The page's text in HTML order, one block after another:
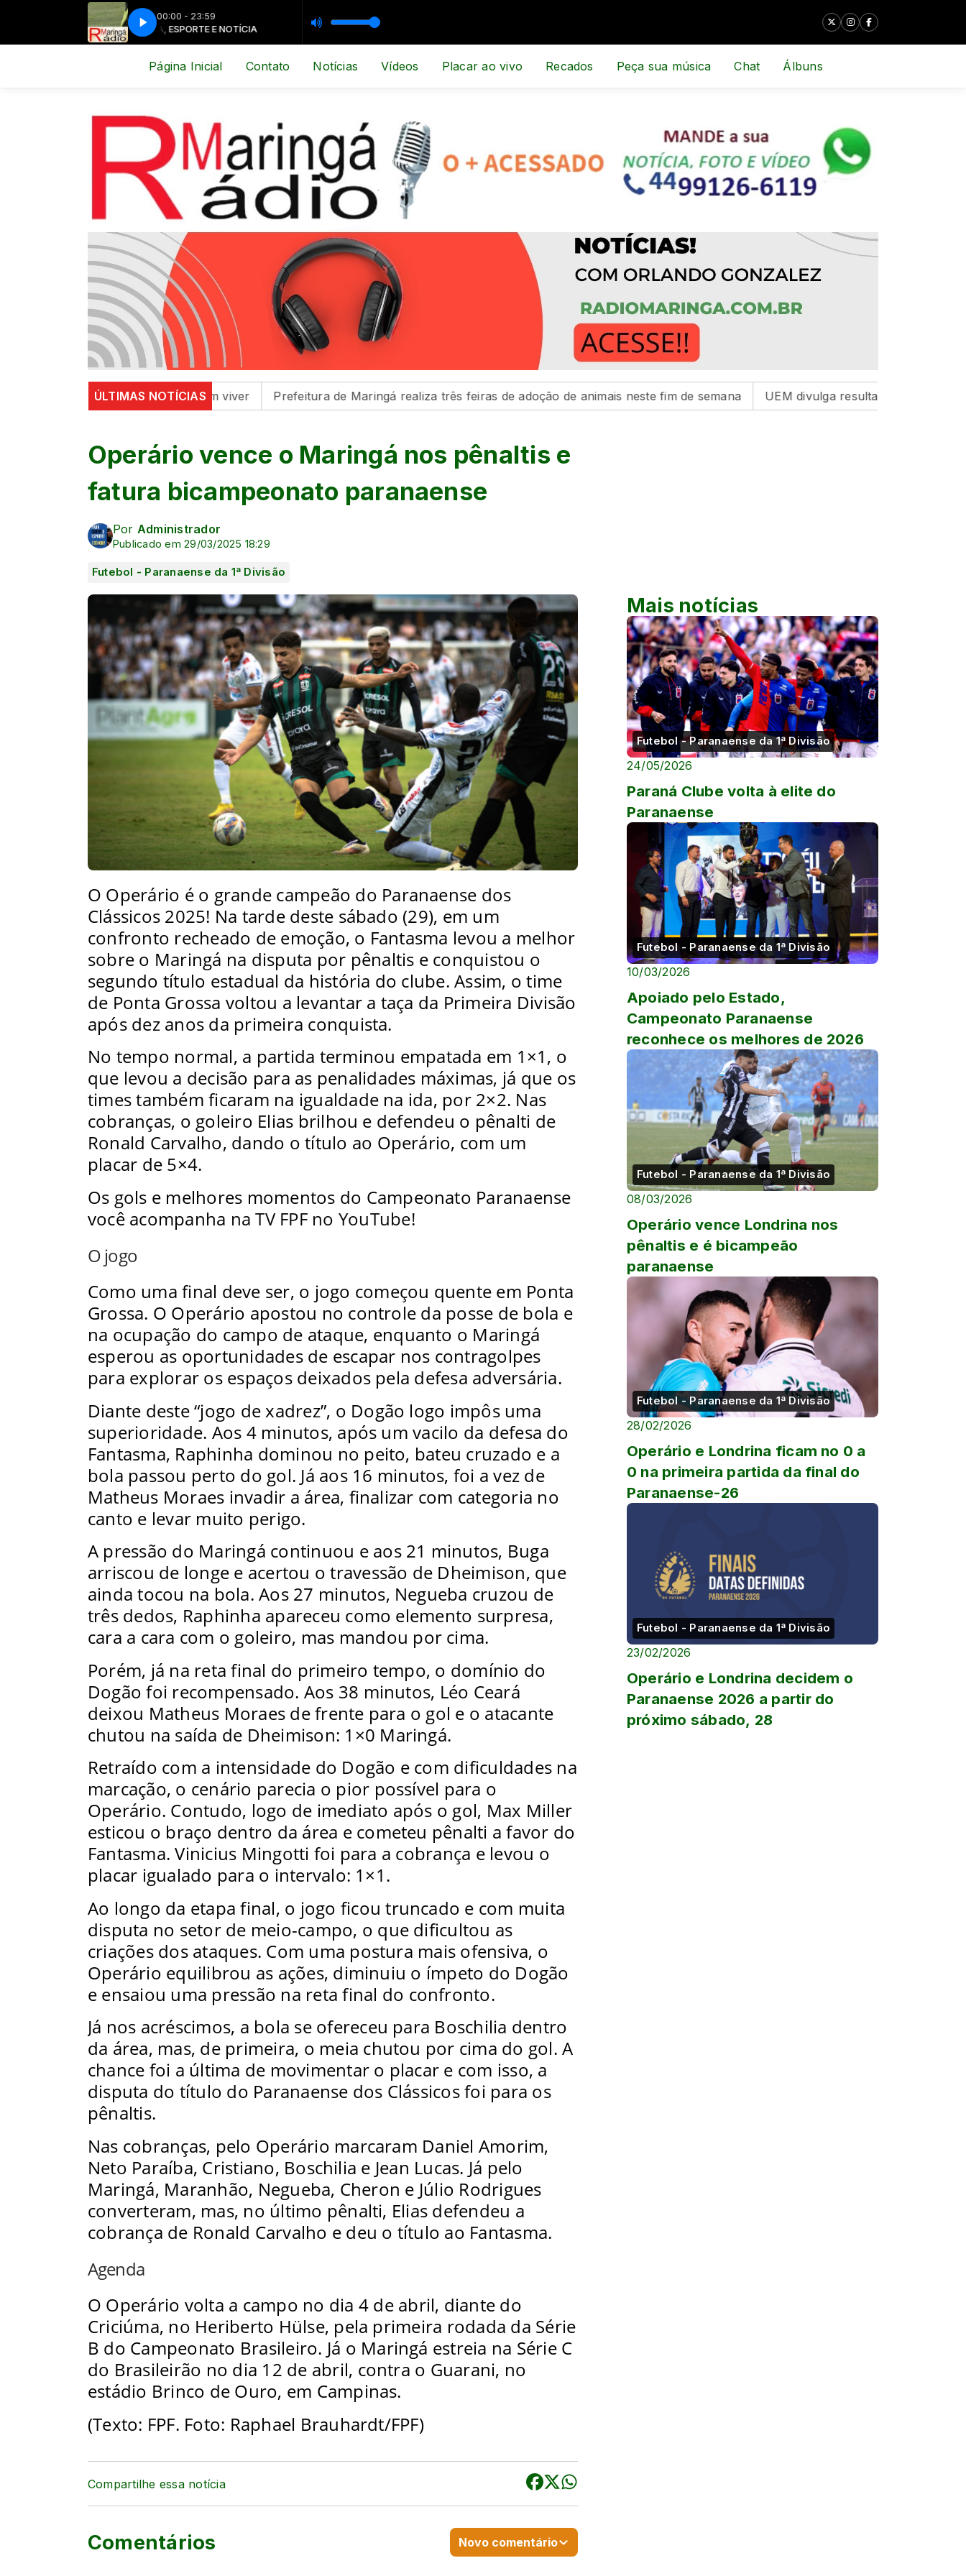
00:00 - 23:59
MÚSICA, ESPORTE E NOTÍCIA MÚSICA, ESPORTE E NOTÍCIA
Página Inicial Contato Notícias Vídeos Placar ao vivo Recados Peça sua música Chat Álbuns
ÚLTIMAS NOTÍCIAS
a cultura e o bem viver Prefeitura de Maringá realiza três feiras de adoção de animais neste fim de semana UEM divulga resultado do Vestibular de Inverno
Operário vence o Maringá nos pênaltis e
fatura bicampeonato paranaense
Por Administrador
Publicado em 29/03/2025 18:29
Futebol - Paranaense da 1ª Divisão
O Operário é o grande campeão do Paranaense dos
Clássicos 2025! Na tarde deste sábado (29), em um
confronto recheado de emoção, o Fantasma levou a melhor
sobre o Maringá na disputa por pênaltis e conquistou o
segundo título estadual da história do clube. Assim, o time
de Ponta Grossa voltou a levantar a taça da Primeira Divisão
após dez anos da primeira conquista.
No tempo normal, a partida terminou empatada em 1×1, o
que levou a decisão para as penalidades máximas, já que os
times também ficaram na igualdade na ida, por 2×2. Nas
cobranças, o goleiro Elias brilhou e defendeu o pênalti de
Ronald Carvalho, dando o título ao Operário, com um
placar de 5×4.
Os gols e melhores momentos do Campeonato Paranaense
você acompanha naTV FPF no YouTube!
O jogo
Como uma final deve ser, o jogo começou quente em Ponta
Grossa. O Operário apostou no controle da posse de bola e
na ocupação do campo de ataque, enquanto o Maringá
esperou as oportunidades de escapar nos contragolpes
para explorar os espaços deixados pela defesa adversária.
Diante deste “jogo de xadrez”, o Dogão logo impôs uma
superioridade. Aos 4 minutos, após um vacilo da defesa do
Fantasma, Raphinha dominou no peito, bateu cruzado e a
bola passou perto do gol. Já aos 16 minutos, foi a vez de
Matheus Moraes invadir a área, finalizar com categoria no
canto e levar muito perigo.
A pressão do Maringá continuou e aos 21 minutos, Buga
arriscou de longe e acertou o travessão de Dheimison, que
ainda tocou na bola. Aos 27 minutos, Negueba cruzou de
três dedos, Raphinha apareceu como elemento surpresa,
cara a cara com o goleiro, mas mandou por cima.
Porém, já na reta final do primeiro tempo, o domínio do
Dogão foi recompensado. Aos 38 minutos, Léo Ceará
deixou Matheus Moraes de frente para o gol e o atacante
chutou na saída de Dheimison: 1×0 Maringá.
Retraído com a intensidade do Dogão e com dificuldades na
marcação, o cenário parecia o pior possível para o
Operário. Contudo, logo de imediato após o gol, Max Miller
esticou o braço dentro da área e cometeu pênalti a favor do
Fantasma. Vinicius Mingotti foi para a cobrança e levou o
placar igualado para o intervalo: 1×1.
Ao longo da etapa final, o jogo ficou truncado e com muita
disputa no setor de meio-campo, o que dificultou as
criações dos ataques. Com uma postura mais ofensiva, o
Operário equilibrou as ações, diminuiu o ímpeto do Dogão
e ensaiou uma pressão na reta final do confronto.
Já nos acréscimos, a bola se ofereceu para Boschilia dentro
da área, mas, de primeira, o meia chutou por cima do gol. A
chance foi a última de movimentar o placar e com isso, a
disputa do título do Paranaense dos Clássicos foi para os
pênaltis.
Nas cobranças, pelo Operário marcaram Daniel Amorim,
Neto Paraíba, Cristiano, Boschilia e Jean Lucas. Já pelo
Maringá, Maranhão, Negueba, Cheron e Júlio Rodrigues
converteram, mas, no último pênalti, Elias defendeu a
cobrança de Ronald Carvalho e deu o título ao Fantasma.
Agenda
O Operário volta a campo no dia 4 de abril, diante do
Criciúma, no Heriberto Hülse, pela primeira rodada da Série
B do Campeonato Brasileiro. Já o Maringá estreia na Série C
do Brasileirão no dia 12 de abril, contra o Guarani, no
estádio Brinco de Ouro, em Campinas.
(Texto: FPF. Foto: Raphael Brauhardt/FPF)
Compartilhe essa notícia
Comentários Novo comentário
Mais notícias
Futebol - Paranaense da 1ª Divisão
24/05/2026
Paraná Clube volta à elite do
Paranaense
Futebol - Paranaense da 1ª Divisão
10/03/2026
Apoiado pelo Estado,
Campeonato Paranaense
reconhece os melhores de 2026
Futebol - Paranaense da 1ª Divisão
08/03/2026
Operário vence Londrina nos
pênaltis e é bicampeão
paranaense
Futebol - Paranaense da 1ª Divisão
28/02/2026
Operário e Londrina ficam no 0 a
0 na primeira partida da final do
Paranaense-26
Futebol - Paranaense da 1ª Divisão
23/02/2026
Operário e Londrina decidem o
Paranaense 2026 a partir do
próximo sábado, 28